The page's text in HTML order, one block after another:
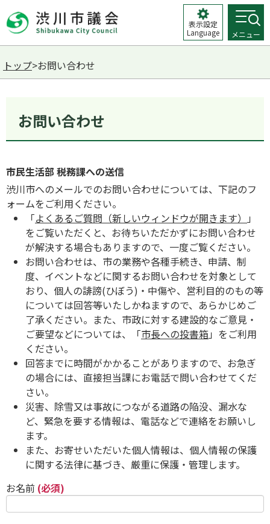
表示設定
Language
メニュー
トップ>お問い合わせ
お問い合わせ
市民生活部 税務課への送信
渋川市へのメールでのお問い合わせについては、下記のフ
ォームをご利用ください。
「よくあるご質問（新しいウィンドウが開きます）
」
をご覧いただくと、お待ちいただかずにお問い合わせ
が解決する場合もありますので、一度ご覧ください。
お問い合わせは、市の業務や各種手続き、申請、制
度、イベントなどに関するお問い合わせを対象として
おり、個人の誹謗(ひぼう)・中傷や、営利目的のもの等
については回答等いたしかねますので、あらかじめご
了承ください。また、市政に対する建設的なご意見・
ご要望などについては、「市長への投書箱」をご利用
ください。
回答までに時間がかかることがありますので、お急ぎ
の場合には、直接担当課にお電話で問い合わせてくだ
さい。
災害、除雪又は事故につながる道路の陥没、漏水な
ど、緊急を要する情報は、電話などで連絡をお願いし
ます。
また、お寄せいただいた個人情報は、個人情報の保護
に関する法律に基づき、厳重に保護・管理します。
お名前 (必須)